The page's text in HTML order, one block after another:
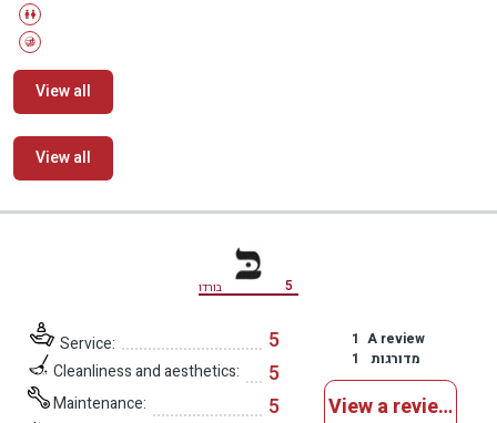
View all
View all
בורדו 5
Service: 5
Cleanliness and aesthetics: 5
Maintenance: 5
1 A review
1
מדורגות
View a reviews